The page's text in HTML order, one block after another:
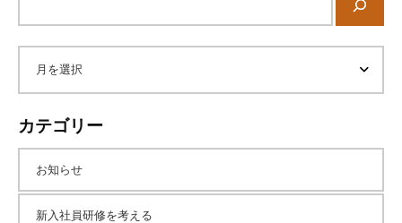
索
ー
カテゴリー
お知らせ
新入社員研修を考える